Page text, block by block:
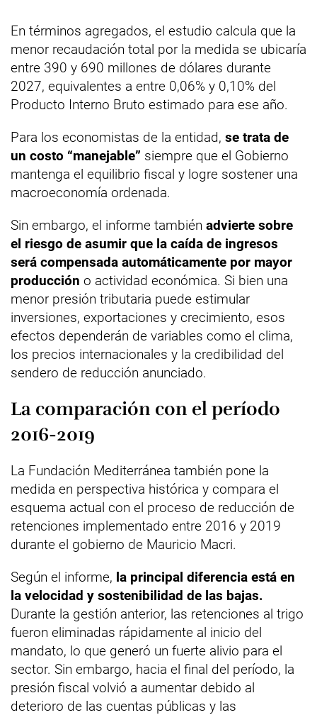
En términos agregados, el estudio calcula que la
menor recaudación total por la medida se ubicaría
entre 390 y 690 millones de dólares durante
2027, equivalentes a entre 0,06% y 0,10% del
Producto Interno Bruto estimado para ese año.
Para los economistas de la entidad, se trata de
un costo “manejable” siempre que el Gobierno
mantenga el equilibrio fiscal y logre sostener una
macroeconomía ordenada.
Sin embargo, el informe también advierte sobre
el riesgo de asumir que la caída de ingresos
será compensada automáticamente por mayor
producción o actividad económica. Si bien una
menor presión tributaria puede estimular
inversiones, exportaciones y crecimiento, esos
efectos dependerán de variables como el clima,
los precios internacionales y la credibilidad del
sendero de reducción anunciado.
La comparación con el período
2016-2019
La Fundación Mediterránea también pone la
medida en perspectiva histórica y compara el
esquema actual con el proceso de reducción de
retenciones implementado entre 2016 y 2019
durante el gobierno de Mauricio Macri.
Según el informe, la principal diferencia está en
la velocidad y sostenibilidad de las bajas.
Durante la gestión anterior, las retenciones al trigo
fueron eliminadas rápidamente al inicio del
mandato, lo que generó un fuerte alivio para el
sector. Sin embargo, hacia el final del período, la
presión fiscal volvió a aumentar debido al
deterioro de las cuentas públicas y las